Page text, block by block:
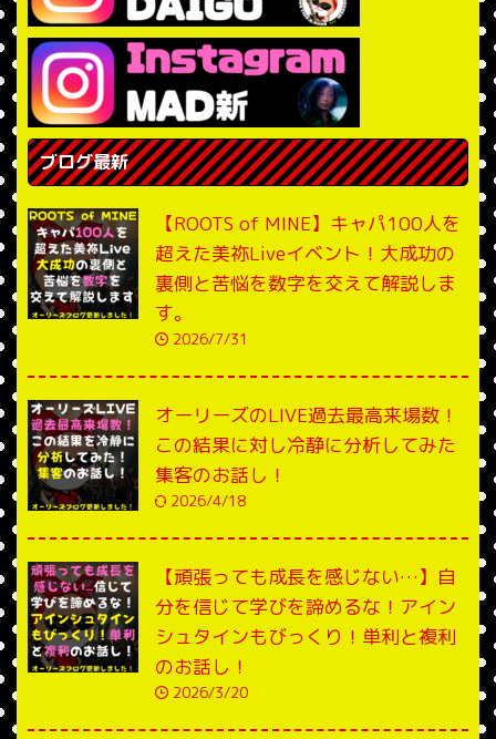
ブログ最新
【ROOTS of MINE】キャパ100人を
超えた美祢Liveイベント！大成功の
裏側と苦悩を数字を交えて解説しま
す。
2026/7/31
オーリーズのLIVE過去最高来場数！
この結果に対し冷静に分析してみた
集客のお話し！
2026/4/18
【頑張っても成長を感じない…】自
分を信じて学びを諦めるな！アイン
シュタインもびっくり！単利と複利
のお話し！
2026/3/20